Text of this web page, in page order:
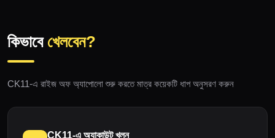
কিভাবে খেলবেন?
CK11-এ রাইজ অফ অ্যাপোলো শুরু করতে মাত্র কয়েকটি ধাপ অনুসরণ করুন
CK11-এ অ্যাকাউন্ট খুলুন